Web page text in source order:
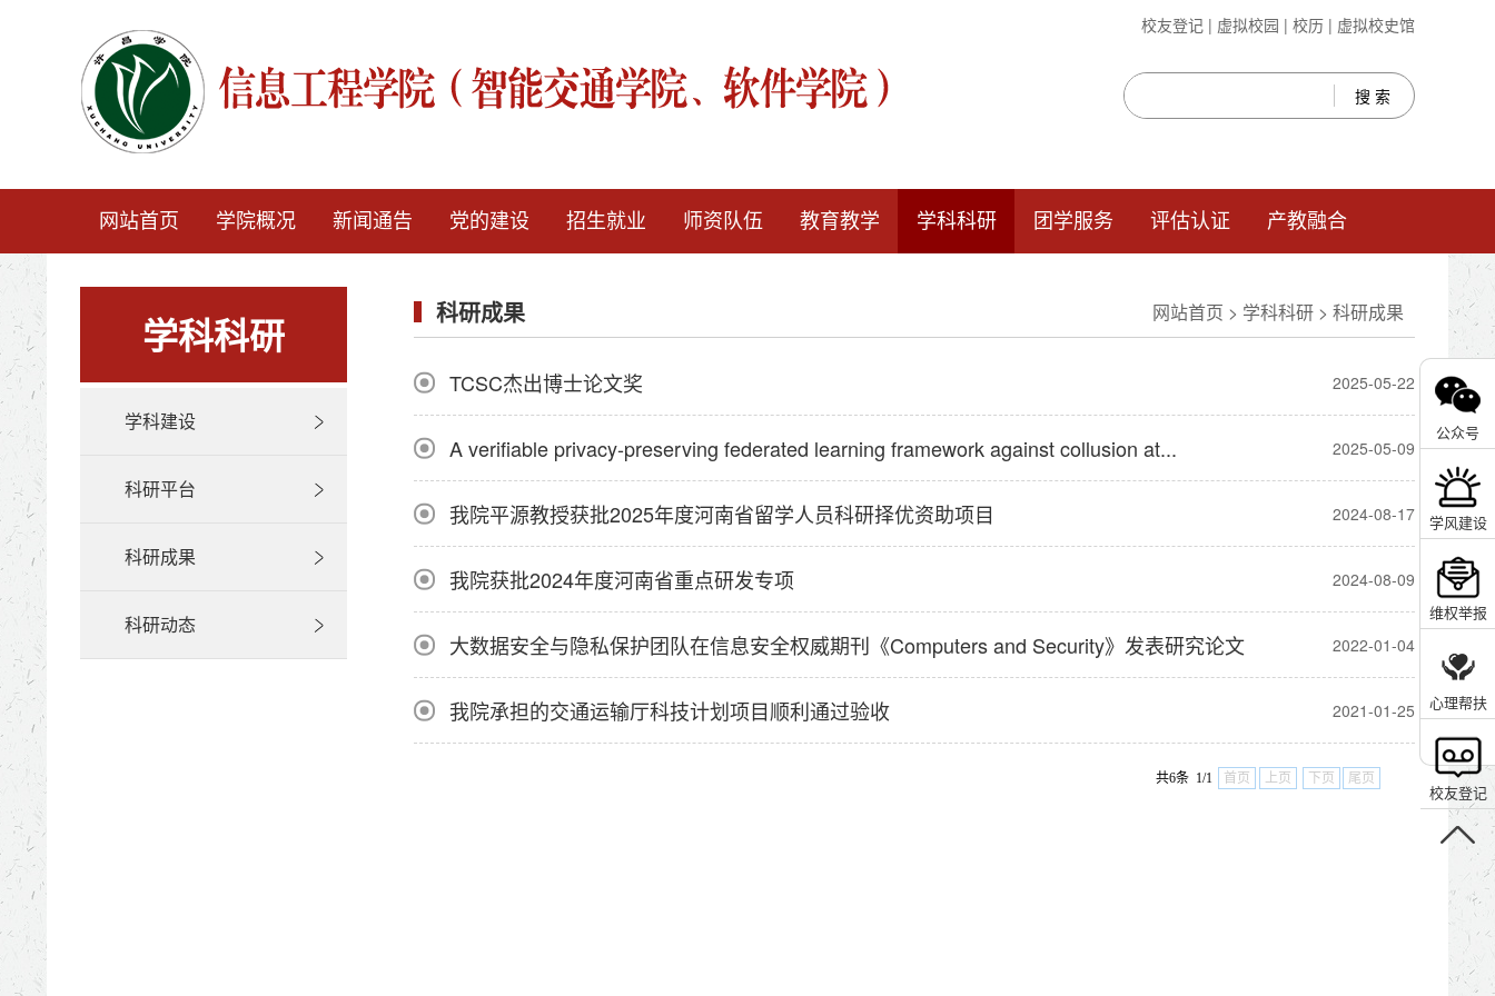
校友登记 | 虚拟校园 | 校历 | 虚拟校史馆
网站首页 学院概况 新闻通告 党的建设 招生就业 师资队伍 教育教学 学科科研 团学服务 评估认证 产教融合
学科科研
学科建设
科研平台
科研成果
科研动态
网站首页 > 学科科研 > 科研成果
科研成果
2025-05-22
TCSC杰出博士论文奖
2025-05-09
A verifiable privacy-preserving federated learning framework against collusion at...
2024-08-17
我院平源教授获批2025年度河南省留学人员科研择优资助项目
2024-08-09
我院获批2024年度河南省重点研发专项
2022-01-04
大数据安全与隐私保护团队在信息安全权威期刊《Computers and Security》发表研究论文
2021-01-25
我院承担的交通运输厅科技计划项目顺利通过验收
共6条 1/1 首页 上页 下页 尾页
公众号
学风建设
维权举报
心理帮扶
校友登记